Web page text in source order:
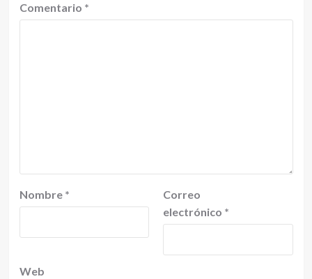
Comentario *
Nombre *
Correo
electrónico *
Web